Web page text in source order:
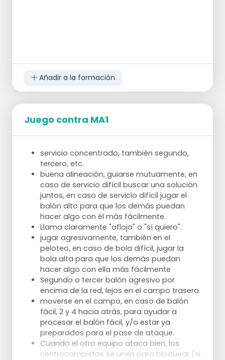
Añadir a la formación
Juego contra MA1
servicio concentrado, también segundo,
tercero, etc.
buena alineación, guiarse mutuamente, en
caso de servicio difícil buscar una solución
juntos, en caso de servicio difícil jugar el
balón alto para que los demás puedan
hacer algo con él más fácilmente.
Llama claramente "afloja" o "sí quiero".
jugar agresivamente, también en el
peloteo, en caso de bola difícil, jugar la
bola alta para que los demás puedan
hacer algo con ella más fácilmente
Segundo o tercer balón agresivo por
encima de la red, lejos en el campo trasero.
moverse en el campo, en caso de balón
fácil, 2 y 4 hacia atrás, para ayudar a
procesar el balón fácil, y/o estar ya
preparados para el pase de ataque.
Cuando el otro equipo ataca bien, los
centrocampistas se unen para bloquear (si